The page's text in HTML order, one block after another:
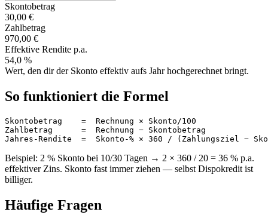
Skontobetrag
30,00 €
Zahlbetrag
970,00 €
Effektive Rendite p.a.
54,0 %
Wert, den dir der Skonto effektiv aufs Jahr hochgerechnet bringt.
So funktioniert die Formel
Skontobetrag    =  Rechnung × Skonto/100
Zahlbetrag      =  Rechnung − Skontobetrag
Jahres-Rendite  =  Skonto-% × 360 / (Zahlungsziel −
Beispiel: 2 % Skonto bei 10/30 Tagen → 2 × 360 / 20 = 36 % p.a.
effektiver Zins. Skonto fast immer ziehen — selbst Dispokredit ist
billiger.
Häufige Fragen